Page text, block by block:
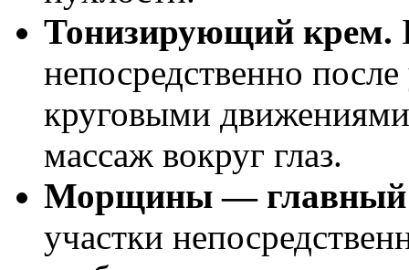
Тонизирующий крем.
непосредственно
круговыми
массаж вокруг глаз.
Морщины — главный
участки